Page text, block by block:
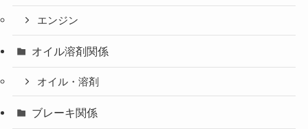
エンジン
オイル溶剤関係
オイル・溶剤
ブレーキ関係